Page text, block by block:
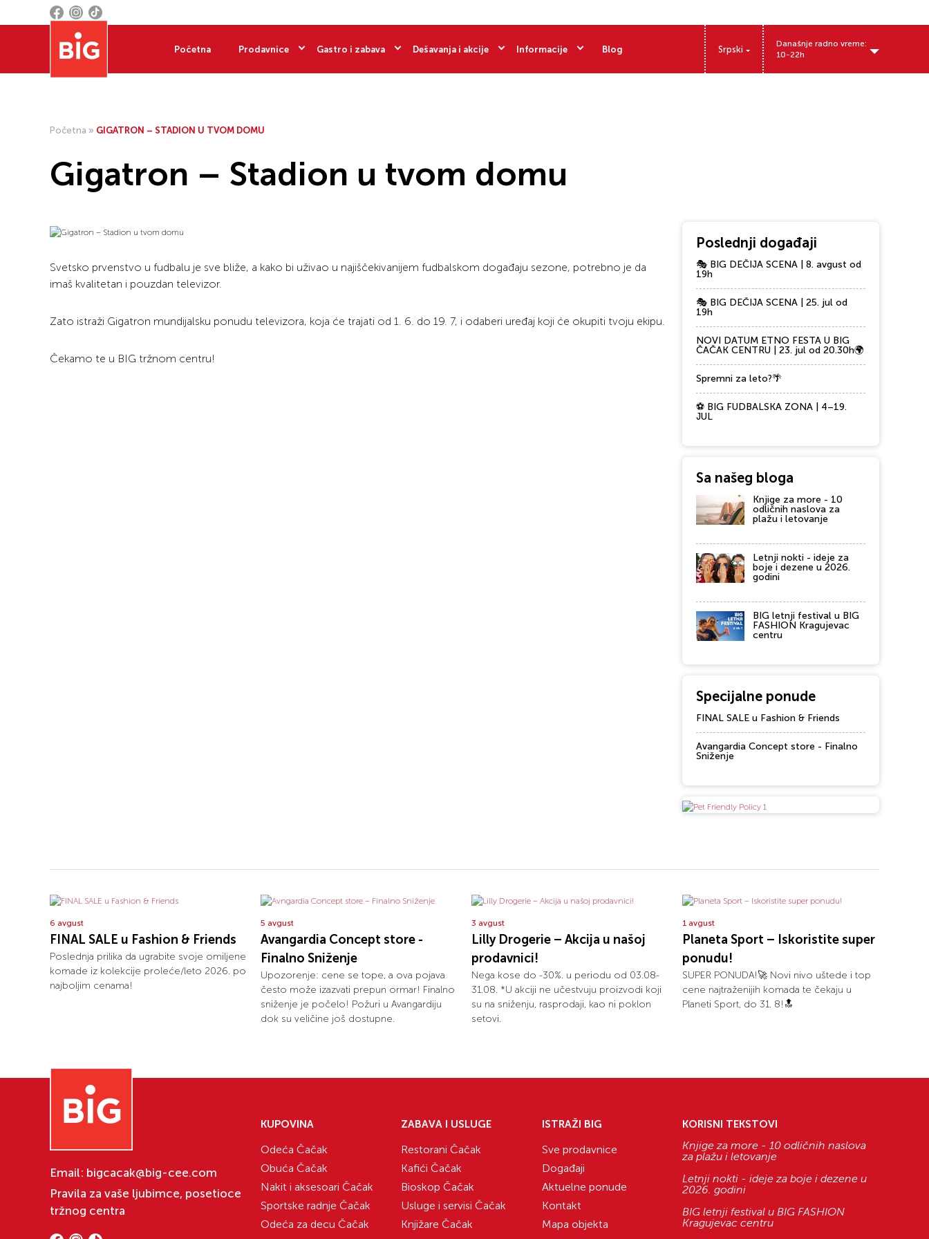
Početna Prodavnice Gastro i zabava Dešavanja i akcije Informacije Blog Srpski
Današnje radno vreme:
10-22h
Početna » GIGATRON – STADION U TVOM DOMU
Gigatron – Stadion u tvom domu
Svetsko prvenstvo u fudbalu je sve bliže, a kako bi uživao u najiščekivanijem fudbalskom događaju sezone, potrebno je da
imaš kvalitetan i pouzdan televizor.
Zato istraži Gigatron mundijalsku ponudu televizora, koja će trajati od 1. 6. do 19. 7, i odaberi uređaj koji će okupiti tvoju ekipu.
Čekamo te u BIG tržnom centru!
Poslednji događaji
🎭 BIG DEČIJA SCENA | 8. avgust od
19h
🎭 BIG DEČIJA SCENA | 25. jul od
19h
NOVI DATUM ETNO FESTA U BIG
ČAČAK CENTRU | 23. jul od 20.30h🌍
Spremni za leto?🌴
⚽ BIG FUDBALSKA ZONA | 4–19.
JUL
Sa našeg bloga
Knjige za more - 10
odličnih naslova za
plažu i letovanje
Letnji nokti - ideje za
boje i dezene u 2026.
godini
BIG letnji festival u BIG
FASHION Kragujevac
centru
Specijalne ponude
FINAL SALE u Fashion & Friends
Avangardia Concept store - Finalno
Sniženje
6 avgust
FINAL SALE u Fashion & Friends
Poslednja prilika da ugrabite svoje omiljene
komade iz kolekcije proleće/leto 2026. po
najboljim cenama!
5 avgust
Avangardia Concept store -
Finalno Sniženje
Upozorenje: cene se tope, a ova pojava
često može izazvati prepun ormar! Finalno
sniženje je počelo! Požuri u Avangardiju
dok su veličine još dostupne.
3 avgust
Lilly Drogerie – Akcija u našoj
prodavnici!
Nega kose do -30%. u periodu od 03.08-
31.08. *U akciji ne učestvuju proizvodi koji
su na sniženju, rasprodaji, kao ni poklon
setovi.
1 avgust
Planeta Sport – Iskoristite super
ponudu!
SUPER PONUDA!🚀 Novi nivo uštede i top
cene najtraženijih komada te čekaju u
Planeti Sport, do 31. 8!🔝
Email: bigcacak@big-cee.com
Pravila za vaše ljubimce, posetioce
tržnog centra
KUPOVINA
Odeća Čačak
Obuća Čačak
Nakit i aksesoari Čačak
Sportske radnje Čačak
Odeća za decu Čačak
ZABAVA I USLUGE
Restorani Čačak
Kafići Čačak
Bioskop Čačak
Usluge i servisi Čačak
Knjižare Čačak
ISTRAŽI BIG
Sve prodavnice
Događaji
Aktuelne ponude
Kontakt
Mapa objekta
KORISNI TEKSTOVI
Knjige za more - 10 odličnih naslova
za plažu i letovanje
Letnji nokti - ideje za boje i dezene u
2026. godini
BIG letnji festival u BIG FASHION
Kragujevac centru